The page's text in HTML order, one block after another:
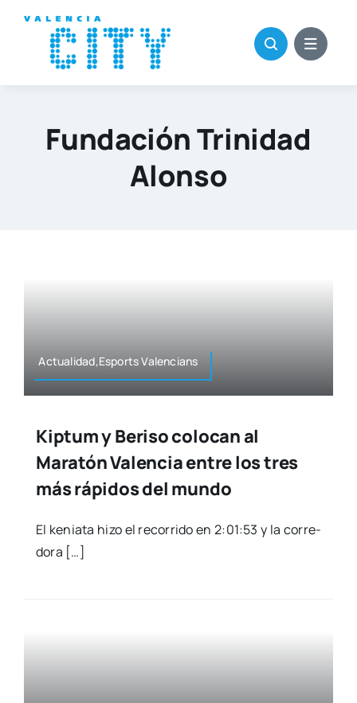
contenido
Fundación Trinidad
Alonso
Actualidad,Esports Valen­cians
Kiptum y Beriso colocan al
Maratón Valencia entre los tres
más rápidos del mundo
El kenia­ta hizo el reco­rri­do en 2:01:53 y la corre­
do­ra […]